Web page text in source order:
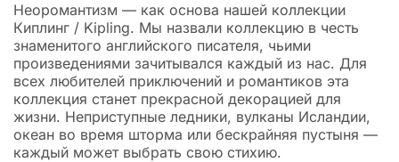
Неоромантизм — как основа нашей коллекции
Киплинг / Kipling. Мы назвали коллекцию в честь
знаменитого английского писателя, чьими
произведениями зачитывался каждый из нас. Для
всех любителей приключений и романтиков эта
коллекция станет прекрасной декорацией для
жизни. Неприступные ледники, вулканы Исландии,
океан во время шторма или бескрайняя пустыня —
каждый может выбрать свою стихию.